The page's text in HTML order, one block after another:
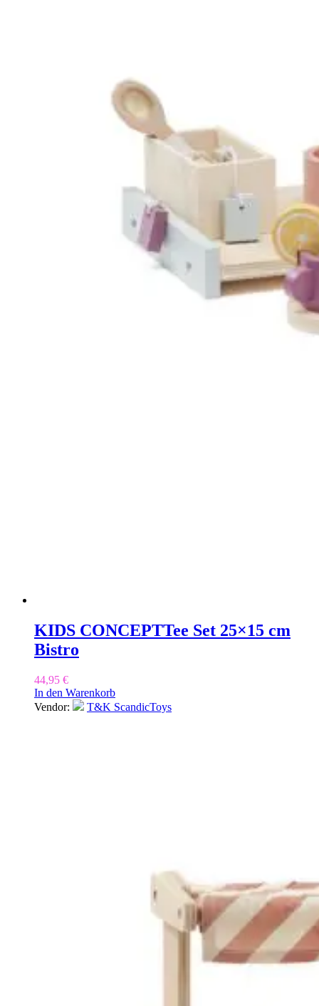
KIDS CONCEPTTee Set 25×15 cm
Bistro
44,95 €
In den Warenkorb
Vendor:
T&K ScandicToys